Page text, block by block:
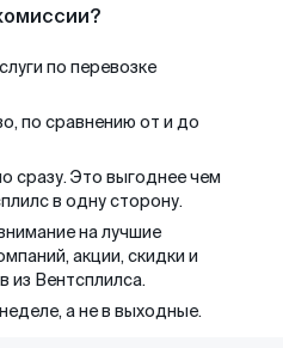
по перевозке
по сравнению от и до
сразу. Это выгоднее чем
в одну сторону.
на лучшие
акции, скидки и
из Вентсплилса.
а не в выходные.